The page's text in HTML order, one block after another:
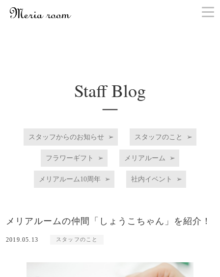
お問い合わせ
Staff Blog
スタッフからのお知らせ スタッフのこと
フラワーギフト メリアルーム
メリアルーム10周年 社内イベント
メリアルームの仲間「しょうこちゃん」を紹介！
2019.05.13 スタッフのこと